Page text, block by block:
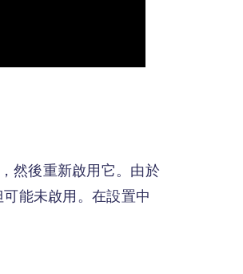
然後重新啟用它。由於
能未啟用。在設置中